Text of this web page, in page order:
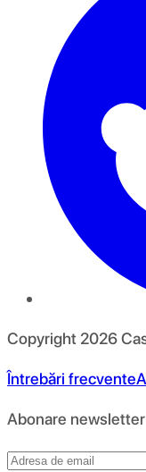
Copyright 2026
Întrebări frecvente
Abonare newsletter